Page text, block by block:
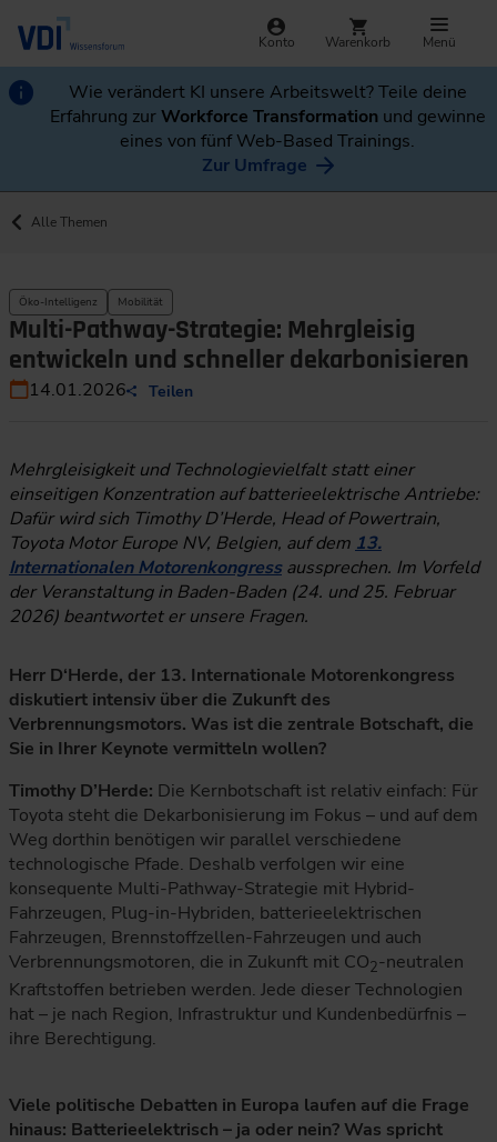
Konto Warenkorb Menü
Wie verändert KI unsere Arbeitswelt? Teile deine
Erfahrung zurWorkforce Transformation und gewinne
eines von fünf Web-Based Trainings.
Zur Umfrage
Alle Themen
Öko-Intelligenz Mobilität
Multi-Pathway-Strategie: Mehrgleisig
entwickeln und schneller dekarbonisieren
14.01.2026 Teilen
Mehrgleisigkeit und Technologievielfalt statt einer
einseitigen Konzentration auf batterieelektrische Antriebe:
Dafür wird sich Timothy D’Herde, Head of Powertrain,
Toyota Motor Europe NV, Belgien, auf dem 13.
Internationalen Motorenkongressaussprechen. Im Vorfeld
der Veranstaltung in Baden-Baden (24. und 25. Februar
2026) beantwortet er unsere Fragen.
Herr D‘Herde, der 13. Internationale Motorenkongress
diskutiert intensiv über die Zukunft des
Verbrennungsmotors. Was ist die zentrale Botschaft, die
Sie in Ihrer Keynote vermitteln wollen?
Timothy D’Herde: Die Kernbotschaft ist relativ einfach: Für
Toyota steht die Dekarbonisierung im Fokus – und auf dem
Weg dorthin benötigen wir parallel verschiedene
technologische Pfade. Deshalb verfolgen wir eine
konsequente Multi-Pathway-Strategie mit Hybrid-
Fahrzeugen, Plug-in-Hybriden, batterieelektrischen
Fahrzeugen, Brennstoffzellen-Fahrzeugen und auch
Verbrennungsmotoren, die in Zukunft mit CO2-neutralen
Kraftstoffen betrieben werden. Jede dieser Technologien
hat – je nach Region, Infrastruktur und Kundenbedürfnis –
ihre Berechtigung.
Viele politische Debatten in Europa laufen auf die Frage
hinaus: Batterieelektrisch – ja oder nein? Was spricht